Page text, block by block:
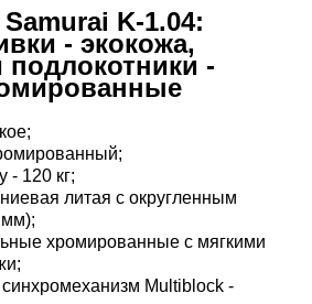
K-1.04:
- экокожа,
подлокотники -
- 120 кг;
литая с округленным
мм);
хромированные с мягкими
Multiblock -